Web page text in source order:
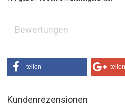
Bewertungen
teilen teilen
Kundenrezensionen